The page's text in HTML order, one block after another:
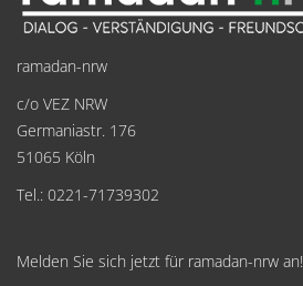
ramadan-nrw
c/o VEZ NRW
Germaniastr. 176
51065 Köln
Tel.: 0221-71739302
Melden Sie sich jetzt für ramadan-nrw an!